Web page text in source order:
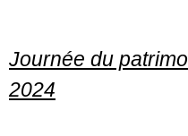
Journée du
2024